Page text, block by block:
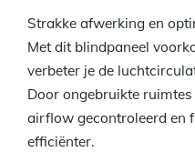
Strakke afwerking en
Met dit blindpaneel
verbeter je de
Door ongebruikte
airflow gecontroleerd en
efficiënter.